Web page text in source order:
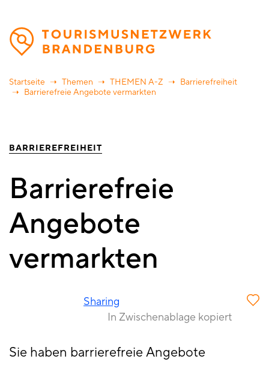
Direkt
zum
Inhalt
Startseite Themen THEMEN A-Z
Barrierefreiheit
Barrierefreie Angebote vermarkten
BARRIEREFREIHEIT
Barrierefreie
Angebote
vermarkten
Sharing
In Zwischenablage kopiert
Sie haben barrierefreie Angebote